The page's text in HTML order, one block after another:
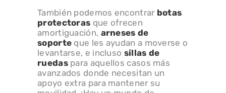
También podemos encontrar botas
protectoras que ofrecen
amortiguación, arneses de
soporte que les ayudan a moverse o
levantarse, e incluso sillas de
ruedaspara aquellos casos más
avanzados donde necesitan un
apoyo extra para mantener su